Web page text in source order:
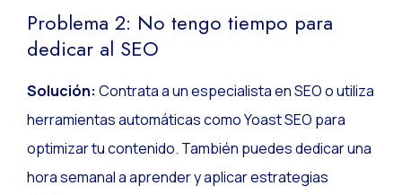
Problema 2: No tengo tiempo para
dedicar al SEO
Solución: Contrata a un especialista en SEO o utiliza
herramientas automáticas como Yoast SEO para
optimizar tu contenido. También puedes dedicar una
hora semanal a aprender y aplicar estrategias